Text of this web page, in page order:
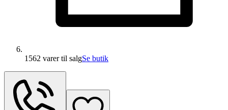
1562 varertil salgSe butik